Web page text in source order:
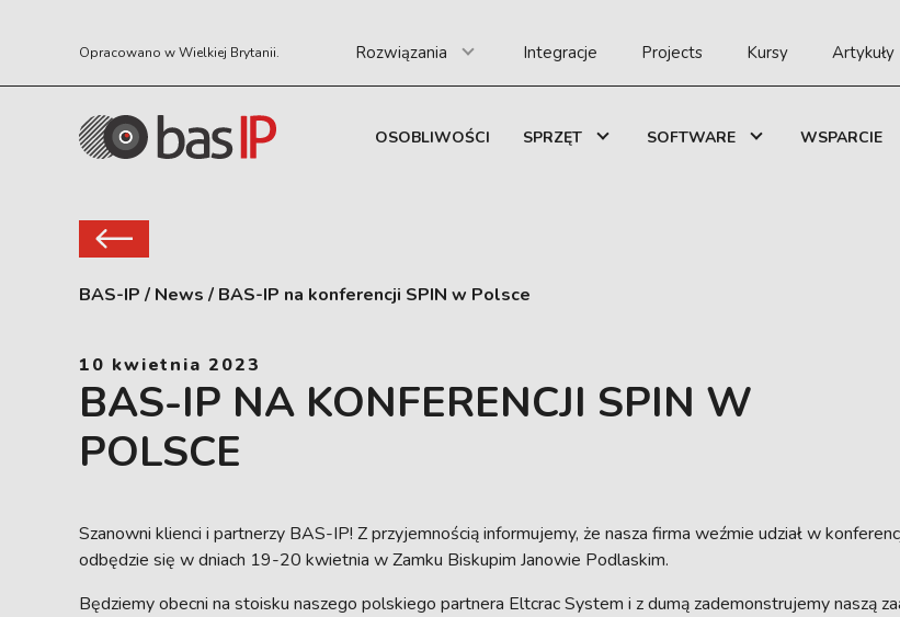
Opracowano w Wielkiej Brytanii. Rozwiązania Integracje Projects Kursy Artykuły
OSOBLIWOŚCI SPRZĘT SOFTWARE WSPARCIE
BAS-IP / News / BAS-IP na konferencji SPIN w Polsce
10 kwietnia 2023
BAS-IP NA KONFERENCJI SPIN W
POLSCE
Szanowni klienci i partnerzy BAS-IP! Z przyjemnością informujemy, że nasza firma weźmie udział w
odbędzie się w dniach 19-20 kwietnia w Zamku Biskupim Janowie Podlaskim.
Będziemy obecni na stoisku naszego polskiego partnera Eltcrac System i z dumą zademonstrujemy naszą